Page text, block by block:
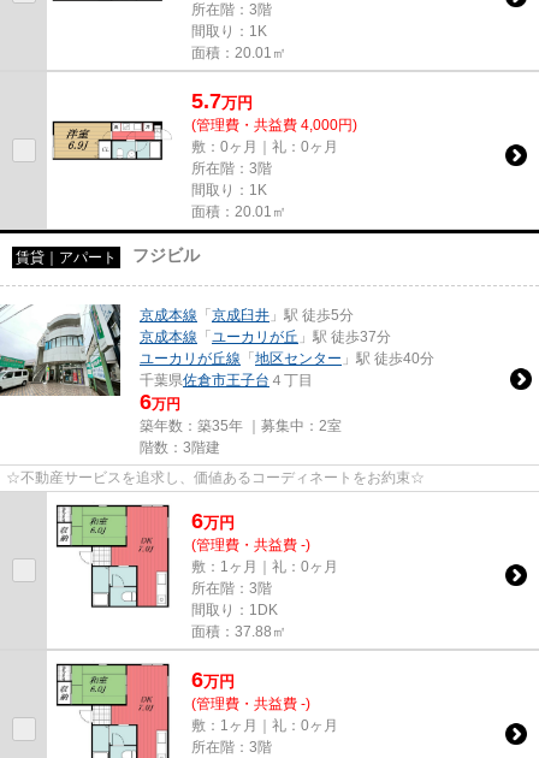
所在階：3階
間取り：1K
面積：20.01㎡
5.7万円
(管理費・共益費 4,000円)
敷：0ヶ月｜礼：0ヶ月
所在階：3階
間取り：1K
面積：20.01㎡
賃貸｜アパート フジビル
京成本線 「 京成臼井 」駅 徒歩5分
京成本線 「 ユーカリが丘 」駅 徒歩37分
ユーカリが丘線 「 地区センター 」駅 徒歩40分
千葉県佐倉市王子台 ４丁目
6万円
築年数：築35年 ｜募集中： 2室
階数：3階建
☆不動産サービスを追求し、価値あるコーディネートをお約束☆
6万円
(管理費・共益費 -)
敷：1ヶ月｜礼：0ヶ月
所在階：3階
間取り：1DK
面積：37.88㎡
6万円
(管理費・共益費 -)
敷：1ヶ月｜礼：0ヶ月
所在階：3階